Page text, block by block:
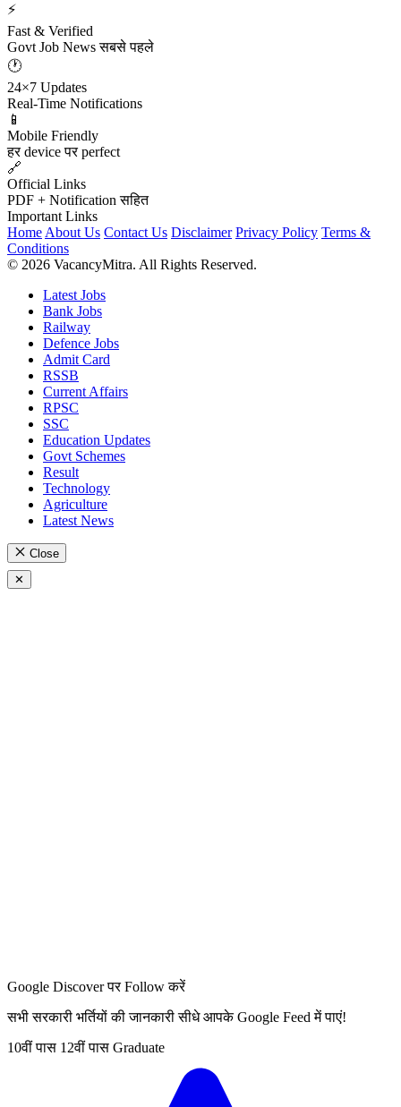
⚡
Fast & Verified
Govt Job News सबसे पहले
🕐
24×7 Updates
Real-Time Notifications
📱
Mobile Friendly
हर device पर perfect
🔗
Official Links
PDF + Notification सहित
Important Links
Home About Us Contact Us Disclaimer Privacy Policy Terms &
Conditions
© 2026 VacancyMitra. All Rights Reserved.
Latest Jobs
Bank Jobs
Railway
Defence Jobs
Admit Card
RSSB
Current Affairs
RPSC
SSC
Education Updates
Govt Schemes
Result
Technology
Agriculture
Latest News
Close
✕
Google Discover पर Follow करें
सभी सरकारी भर्तियों की जानकारी सीधे आपके Google Feed में पाएं!
10वीं पास 12वीं पास Graduate